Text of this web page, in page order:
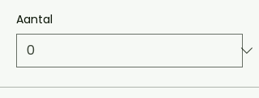
Aantal